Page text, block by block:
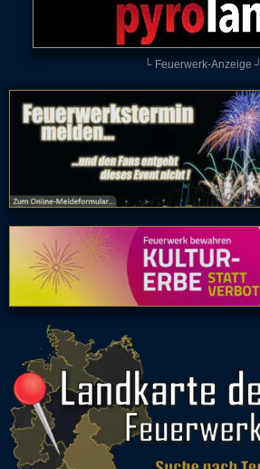
└ Feuerwerk-Anzeige ┘